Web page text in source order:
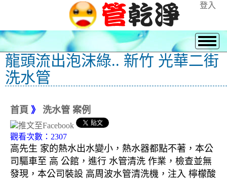
登入
龍頭流出泡沫綠.. 新竹 光華二街
洗水管
首頁 》 洗水管 案例
觀看次數：2307
高先生 家的熱水出水變小，熱水器都點不著，本公
司驅車至 高 公館，進行 水管清洗 作業，檢查並無
發現，本公司裝設 高周波水管清洗機，注入 檸檬酸